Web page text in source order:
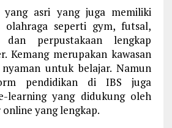
yang asri yang juga memiliki
olahraga seperti gym, futsal,
perpustakaan lengkap
Kemang merupakan kawasan
untuk belajar. Namun
pendidikan di IBS juga
learning yang didukung oleh
yang lengkap.